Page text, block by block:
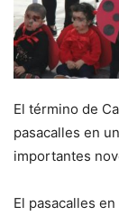
El término de
pasacalles en
importantes
El pasacalles